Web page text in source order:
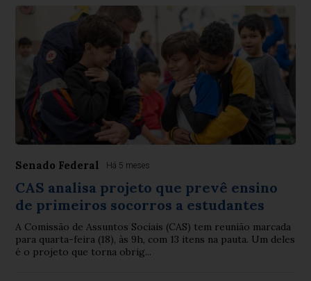
Senado Federal Há 5 meses
CAS analisa projeto que prevê ensino
de primeiros socorros a estudantes
A Comissão de Assuntos Sociais (CAS) tem reunião marcada
para quarta-feira (18), às 9h, com 13 itens na pauta. Um deles
é o projeto que torna obrig...